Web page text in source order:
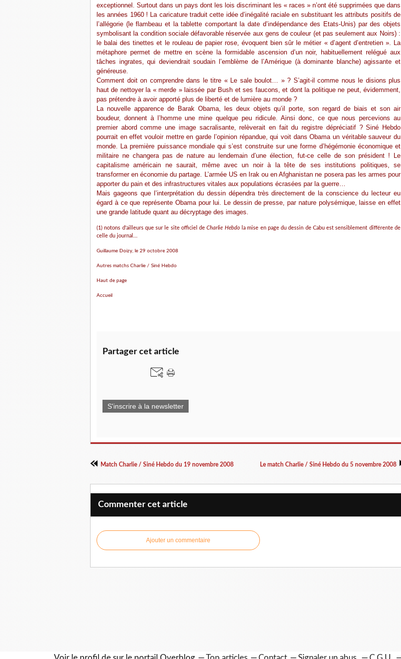
exceptionnel. Surtout dans un pays dont les lois discriminant les « races » n’ont été supprimées que dans
les années 1960 ! La caricature traduit cette idée d’inégalité raciale en substituant les attributs positifs de
l’allégorie (le flambeau et la tablette comportant la date d’indépendance des Etats-Unis) par des objets
symbolisant la condition sociale défavorable réservée aux gens de couleur (et pas seulement aux Noirs) :
le balai des tinettes et le rouleau de papier rose, évoquent bien sûr le métier « d’agent d’entretien ». La
métaphore permet de mettre en scène la formidable ascension d’un noir, habituellement relégué aux
tâches ingrates, qui deviendrait soudain l’emblème de l’Amérique (à dominante blanche) agissante et
généreuse.
Comment doit on comprendre dans le titre « Le sale boulot… » ? S’agit-il comme nous le disions plus
haut de nettoyer la « merde » laissée par Bush et ses faucons, et dont la politique ne peut, évidemment,
pas prétendre à avoir apporté plus de liberté et de lumière au monde ?
La nouvelle apparence de Barak Obama, les deux objets qu’il porte, son regard de biais et son air
boudeur, donnent à l’homme une mine quelque peu ridicule. Ainsi donc, ce que nous percevions au
premier abord comme une image sacralisante, relèverait en fait du registre dépréciatif ? Siné Hebdo
pourrait en effet vouloir mettre en garde l’opinion répandue, qui voit dans Obama un véritable sauveur du
monde. La première puissance mondiale qui s’est construite sur une forme d’hégémonie économique et
militaire ne changera pas de nature au lendemain d’une élection, fut-ce celle de son président ! Le
capitalisme américain ne saurait, même avec un noir à la tête de ses institutions politiques, se
transformer en économie du partage. L’armée US en Irak ou en Afghanistan ne posera pas les armes pour
apporter du pain et des infrastructures vitales aux populations écrasées par la guerre…
Mais gageons que l’interprétation du dessin dépendra très directement de la conscience du lecteur eu
égard à ce que représente Obama pour lui. Le dessin de presse, par nature polysémique, laisse en effet
une grande latitude quant au décryptage des images.
(1) notons d'ailleurs que sur le site officiel deCharlie Hebdola mise en page du dessin de Cabu est sensiblement différente de
celle du journal...
Guillaume Doizy, le 29 octobre 2008
Autres matchs Charlie / Siné Hebdo
Haut de page
Accueil
Partager cet article
S'inscrire à la newsletter
Match Charlie / Siné Hebdo du 19 novembre 2008 Le match Charlie / Siné Hebdo du 5 novembre 2008
Commenter cet article
Ajouter un commentaire